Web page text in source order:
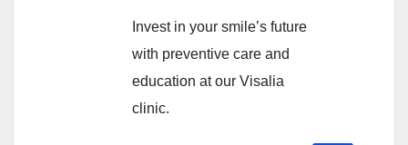
Invest in your smile’s future
with preventive care and
education at our Visalia
clinic.